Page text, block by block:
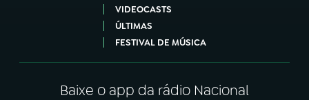
VIDEOCASTS
ÚLTIMAS
FESTIVAL DE MÚSICA
Baixe o app da rádio Nacional